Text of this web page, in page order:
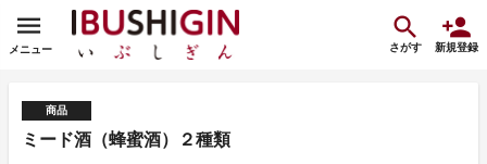
メニュー さがす 新規登録
商品
ミード酒（蜂蜜酒）２種類